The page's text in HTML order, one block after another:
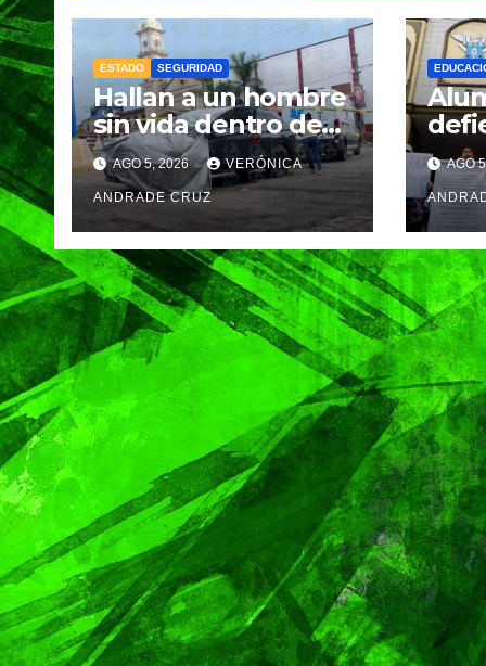
ESTADO SEGURIDAD
Hallan a un hombre
sin vida dentro de
una camioneta en
Tenampulco;
investigan
homicidio
AGO 5, 2026 VERÓNICA
ANDRADE CRUZ
AGO